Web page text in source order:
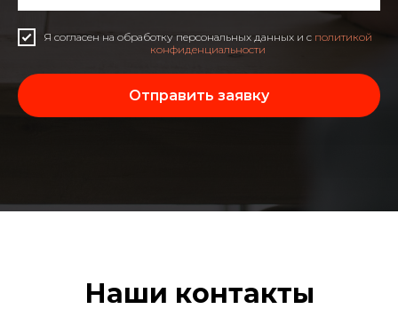
Я согласен на обработку персональных данных и с политикой
конфиденциальности
Отправить заявку
Наши контакты